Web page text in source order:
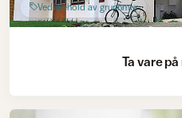
Vedlikehold av grunnmur
Ta vare